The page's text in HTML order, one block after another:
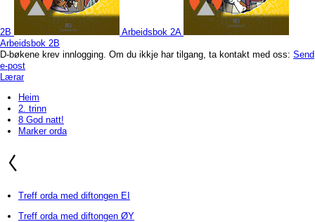
2B
Arbeidsbok 2A
Arbeidsbok 2B
D-bøkene krev innlogging. Om du ikkje har tilgang, ta kontakt med oss: Send
e-post
Lærar
Heim
2. trinn
8 God natt!
Marker orda
Treff orda med diftongen EI
Treff orda med diftongen ØY